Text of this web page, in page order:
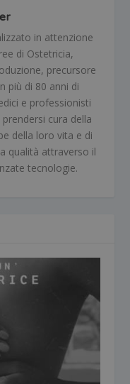
in attenzione
di Ostetricia,
precursore
più di 80 anni di
e professionisti
cura della
della loro vita e di
qualità attraverso il
tecnologie.